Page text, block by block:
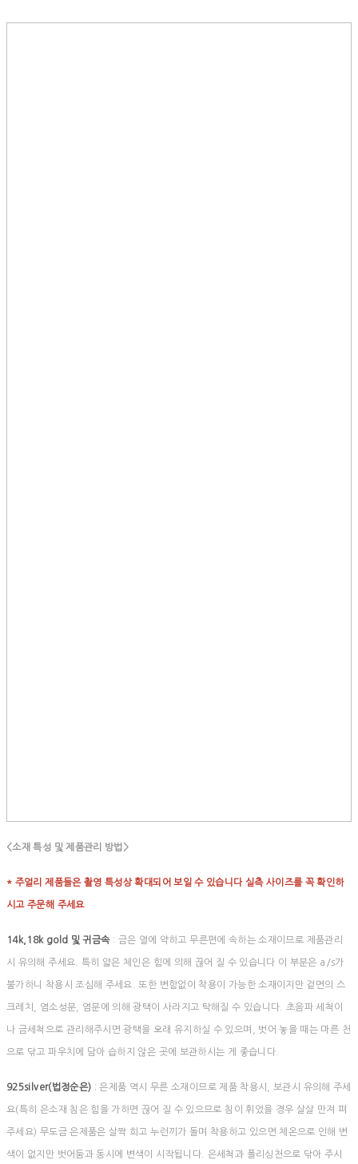
<소재 특성 및 제품관리 방법>
* 주얼리 제품들은 촬영 특성상 확대되어 보일 수 있습니다 실측 사이즈를 꼭 확인하
시고 주문해 주세요
14k,18k gold 및 귀금속: 금은 열에 약하고 무른편에 속하는 소재이므로 제품관리
시 유의해 주세요. 특히 얇은 체인은 힘에 의해 끊어 질 수 있습니다 이 부분은 a/s가
불가하니 착용시 조심해 주세요. 또한 변함없이 착용이 가능한 소재이지만 겉면의 스
크레치, 염소성분, 염분에 의해 광택이 사라지고 탁해질 수 있습니다. 초음파 세척이
나 금세척으로 관리해주시면 광택을 오래 유지하실 수 있으며, 벗어 놓을 때는 마른 천
으로 닦고 파우치에 담아 습하지 않은 곳에 보관하시는 게 좋습니다.
925silver(법정순은) : 은제품 역시 무른 소재이므로 제품 착용시, 보관시 유의해 주세
요(특히 은소재 침은 힘을 가하면 끊어 질 수 있으므로 침이 휘었을 경우 살살 만져 펴
주세요) 무도금 은제품은 살짝 희고 누런끼가 돌며 착용하고 있으면 체온으로 인해 변
색이 없지만 벗어둠과 동시에 변색이 시작됩니다. 은세척과 폴리싱천으로 닦아 주시